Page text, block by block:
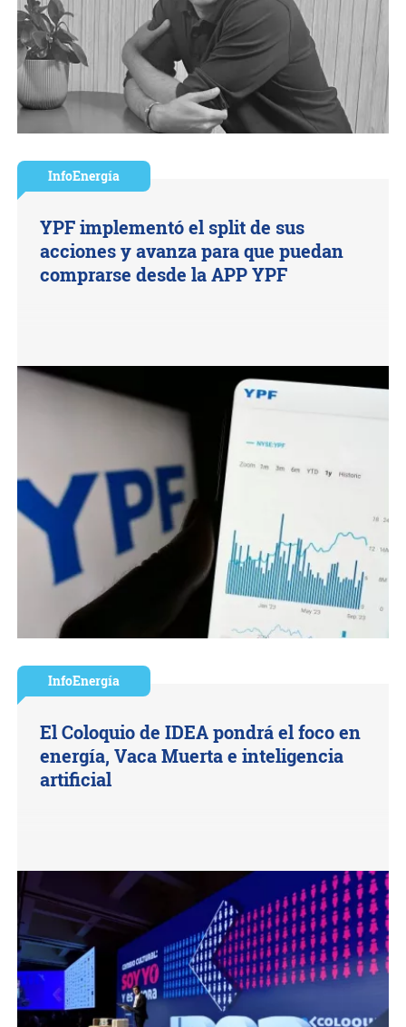
InfoEnergía
YPF implementó el split de sus
acciones y avanza para que puedan
comprarse desde la APP YPF
InfoEnergía
El Coloquio de IDEA pondrá el foco en
energía, Vaca Muerta e inteligencia
artificial